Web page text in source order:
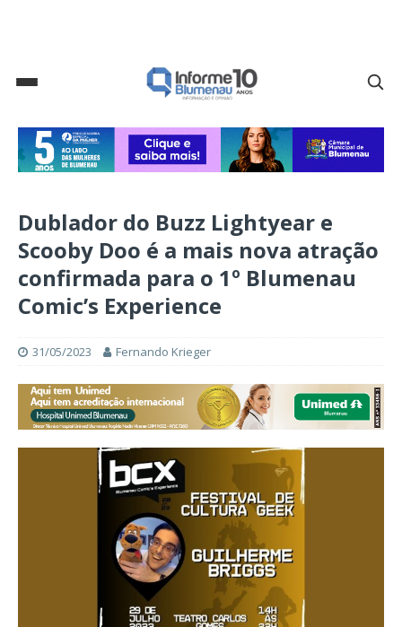
Dublador do Buzz Lightyear e
Scooby Doo é a mais nova atração
confirmada para o 1º Blumenau
Comic’s Experience
31/05/2023 Fernando Krieger